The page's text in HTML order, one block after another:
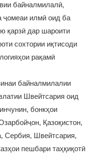
байналмилалӣ,
ҷомеаи илмӣ оид ба
қарзӣ дар шароити
сохтории иқтисоди
рақамӣ
байналмилалии
Швейтсария оид
бонкҳои
Қазоқистон,
Сербия, Швейтсария,
пешбари таҳқиқотӣ